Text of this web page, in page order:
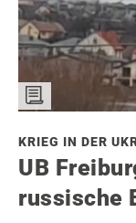
KRIEG IN DER
UB
russische